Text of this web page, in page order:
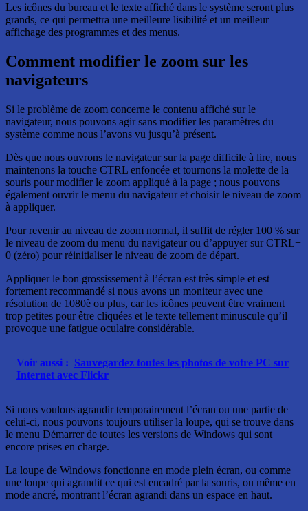
Les icônes du bureau et le texte affiché dans le système seront plus
grands, ce qui permettra une meilleure lisibilité et un meilleur
affichage des programmes et des menus.
Comment modifier le zoom sur les
navigateurs
Si le problème de zoom concerne le contenu affiché sur le
navigateur, nous pouvons agir sans modifier les paramètres du
système comme nous l’avons vu jusqu’à présent.
Dès que nous ouvrons le navigateur sur la page difficile à lire, nous
maintenons la touche CTRL enfoncée et tournons la molette de la
souris pour modifier le zoom appliqué à la page ; nous pouvons
également ouvrir le menu du navigateur et choisir le niveau de zoom
à appliquer.
Pour revenir au niveau de zoom normal, il suffit de régler 100 % sur
le niveau de zoom du menu du navigateur ou d’appuyer sur CTRL+
0 (zéro) pour réinitialiser le niveau de zoom de départ.
Appliquer le bon grossissement à l’écran est très simple et est
fortement recommandé si nous avons un moniteur avec une
résolution de 1080è ou plus, car les icônes peuvent être vraiment
trop petites pour être cliquées et le texte tellement minuscule qu’il
provoque une fatigue oculaire considérable.
Voir aussi : Sauvegardez toutes les photos de votre PC sur
Internet avec Flickr
Si nous voulons agrandir temporairement l’écran ou une partie de
celui-ci, nous pouvons toujours utiliser la loupe, qui se trouve dans
le menu Démarrer de toutes les versions de Windows qui sont
encore prises en charge.
La loupe de Windows fonctionne en mode plein écran, ou comme
une loupe qui agrandit ce qui est encadré par la souris, ou même en
mode ancré, montrant l’écran agrandi dans un espace en haut.